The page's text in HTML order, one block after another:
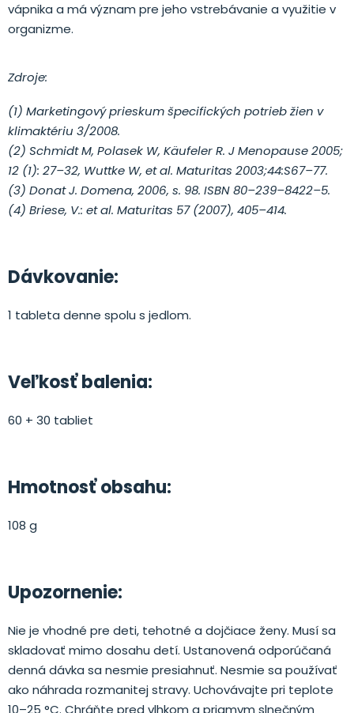
vápnika a má význam pre jeho vstrebávanie a využitie v
organizme.
Zdroje:
(1) Marketingový prieskum špecifických potrieb žien v
klimaktériu 3/2008.
(2) Schmidt M, Polasek W, Käufeler R. J Menopause 2005;
12 (1): 27–32, Wuttke W, et al. Maturitas 2003;44:S67–77.
(3) Donat J. Domena, 2006, s. 98. ISBN 80–239–8422–5.
(4) Briese, V.: et al. Maturitas 57 (2007), 405–414.
Dávkovanie:
1 tableta denne spolu s jedlom.
Veľkosť balenia:
60 + 30 tabliet
Hmotnosť obsahu:
108 g
Upozornenie:
Nie je vhodné pre deti, tehotné a dojčiace ženy. Musí sa
skladovať mimo dosahu detí. Ustanovená odporúčaná
denná dávka sa nesmie presiahnuť. Nesmie sa používať
ako náhrada rozmanitej stravy. Uchovávajte pri teplote
10–25 °C. Chráňte pred vlhkom a priamym slnečným